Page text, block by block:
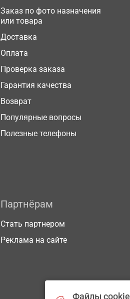
Заказ по фото назначения
или товара
Доставка
Оплата
Проверка заказа
Гарантия качества
Возврат
Популярные вопросы
Полезные телефоны
Партнёрам
Стать партнером
Реклама на сайте
Файлы cookie